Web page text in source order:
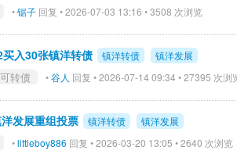
•锯子 回复 • 2026-07-03 13:16 • 3508 次浏览
入30张镇洋转债 镇洋转债 镇洋发展
转债 •谷人 回复 • 2026-07-14 09:34 • 27395 次浏
发展重组投票 镇洋转债 镇洋发展
•littleboy886 回复 • 2026-03-20 13:05 • 2640 次浏览